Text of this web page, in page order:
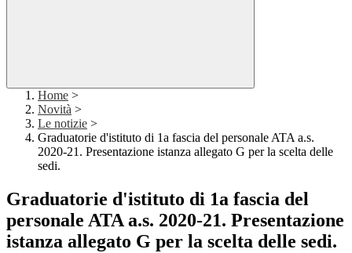
Home >
Novità >
Le notizie >
Graduatorie d'istituto di 1a fascia del personale ATA a.s.
2020-21. Presentazione istanza allegato G per la scelta delle
sedi.
Graduatorie d'istituto di 1a fascia del
personale ATA a.s. 2020-21. Presentazione
istanza allegato G per la scelta delle sedi.